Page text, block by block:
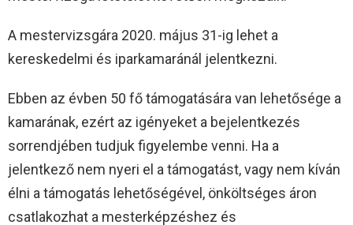
A mestervizsgára 2020. május 31-ig lehet a
kereskedelmi és iparkamaránál jelentkezni.
Ebben az évben 50 fő támogatására van lehetősége a
kamarának, ezért az igényeket a bejelentkezés
sorrendjében tudjuk figyelembe venni. Ha a
jelentkező nem nyeri el a támogatást, vagy nem kíván
élni a támogatás lehetőségével, önköltséges áron
csatlakozhat a mesterképzéshez és